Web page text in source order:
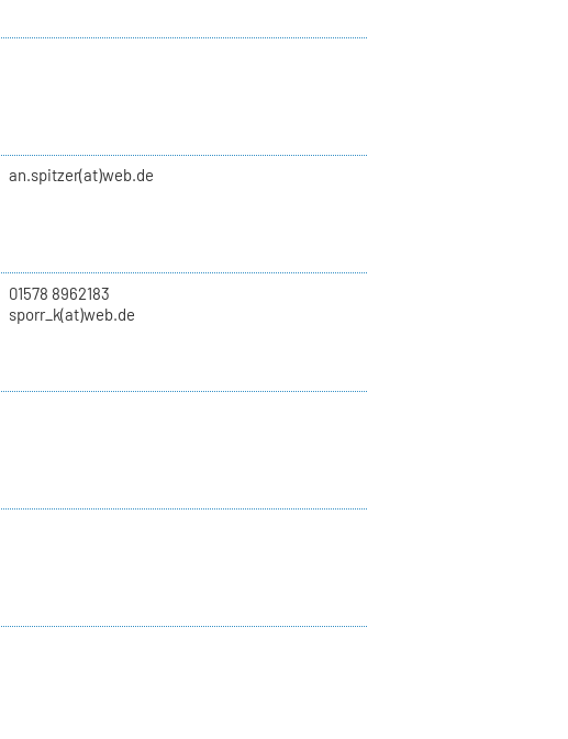
an.spitzer(at)web.de
01578 8962183
sporr_k(at)web.de